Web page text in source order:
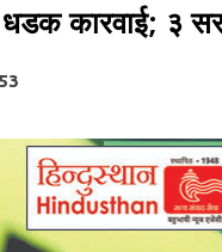
कारवाई; ३